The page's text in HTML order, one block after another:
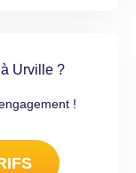
Urville ?
!